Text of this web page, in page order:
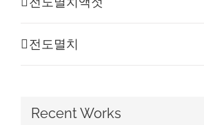
전도멸치
Recent Works